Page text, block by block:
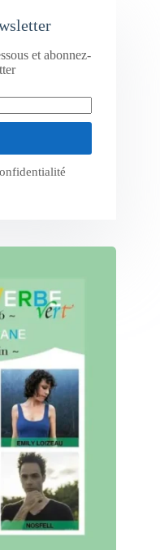
et abonnez-